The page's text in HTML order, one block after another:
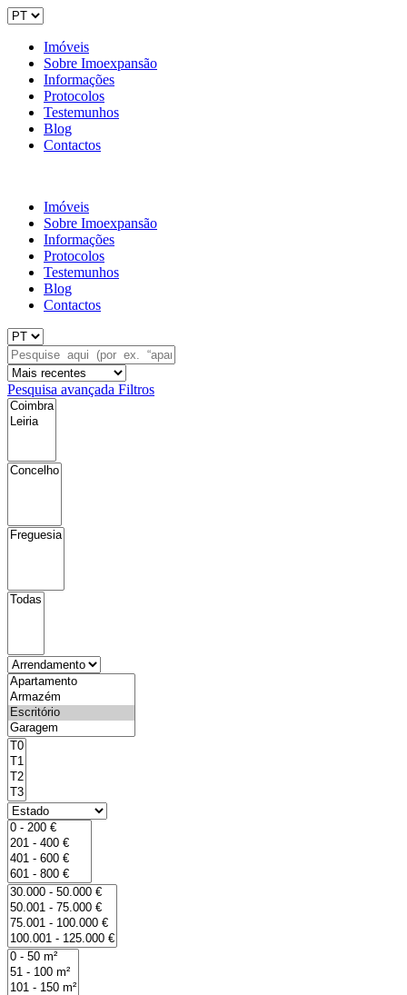
Imóveis
Sobre Imoexpansão
Informações
Protocolos
Testemunhos
Blog
Contactos
Imóveis
Sobre Imoexpansão
Informações
Protocolos
Testemunhos
Blog
Contactos
Pesquisa avançada Filtros